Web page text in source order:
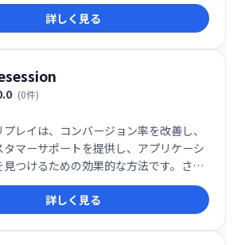
詳しく見る
(0件)
レイは、コンバージョン率を改善し、
タマーサポートを提供し、アプリケーシ
見つけるための効果的な方法です。さら
には高度なフィルタリング機能が付
スタムセグメントを作成できます。こ
、ユーザーの行動についてより多くの洞
立ちます。
詳しく見る